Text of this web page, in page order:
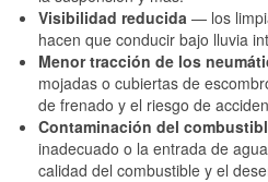
Visibilidad reducida — los
hacen que conducir bajo lluvia
Menor tracción de los
mojadas o cubiertas de
de frenado y el riesgo de
Contaminación del
inadecuado o la entrada de
calidad del combustible y el